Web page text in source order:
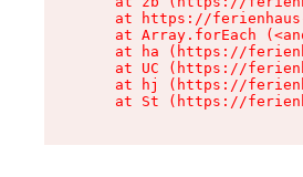
at https://
at Array.forEach
at ha (https://
at UC (https://
at hj (https://
at St (https://